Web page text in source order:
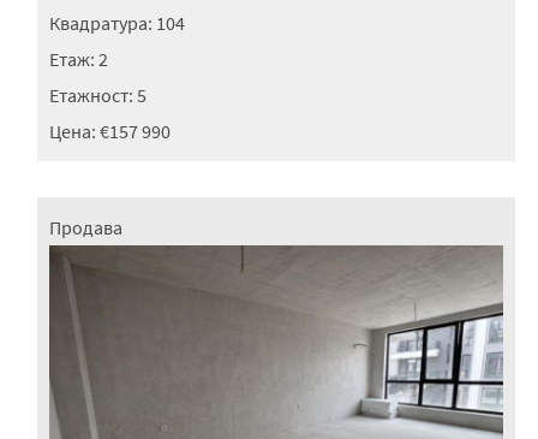
Квадратура: 104
Етаж: 2
Етажност: 5
Цена: €157 990
Продава